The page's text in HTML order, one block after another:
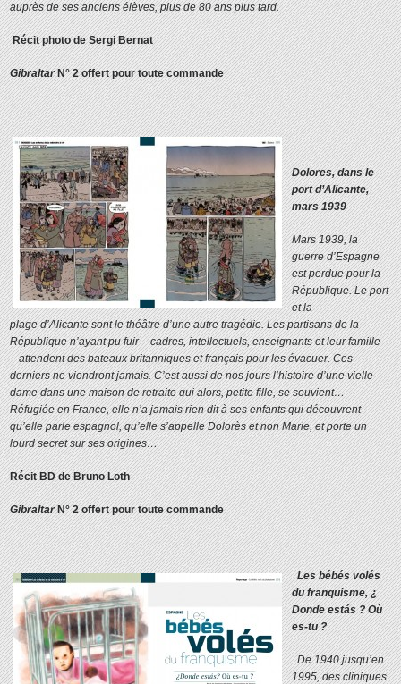
auprès de ses anciens élèves, plus de 80 ans plus tard.
Récit photo de Sergi Bernat
GibraltarN° 2 offert pour toute commande
Dolores, dans le
port d’Alicante,
mars 1939
Mars 1939, la
guerre d’Espagne
est perdue pour la
République. Le port
et la
plage d’Alicante sont le théâtre d’une autre tragédie. Les partisans de la
République n’ayant pu fuir – cadres, intellectuels, enseignants et leur famille
– attendent des bateaux britanniques et français pour les évacuer. Ces
derniers ne viendront jamais. C’est aussi de nos jours l’histoire d’une vielle
dame dans une maison de retraite qui alors, petite fille, se souvient…
Réfugiée en France, elle n’a jamais rien dit à ses enfants qui découvrent
qu’elle parle espagnol, qu’elle s’appelle Dolorès et non Marie, et porte un
lourd secret sur ses origines…
Récit BD de Bruno Loth
GibraltarN° 2 offert pour toute commande
Les bébés volés
du franquisme, ¿
Donde estás ? Où
es-tu ?
De 1940 jusqu’en
1995, des cliniques